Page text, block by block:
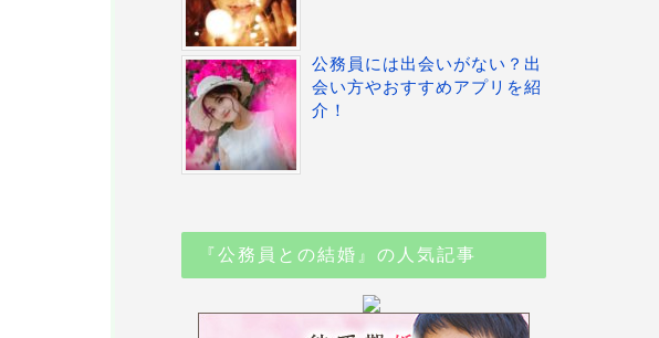
公務員には出会いがない？出
会い方やおすすめアプリを紹
介！
『公務員との結婚』の人気記事